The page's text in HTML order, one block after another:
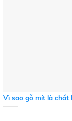
Vì sao gỗ mít là chất